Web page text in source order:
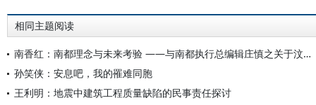
相同主题阅读
南香红：南都理念与未来考验 ——与南都执行总编辑庄慎之关于汶川地震报道的对话
孙笑侠：安息吧，我的罹难同胞
王利明：地震中建筑工程质量缺陷的民事责任探讨